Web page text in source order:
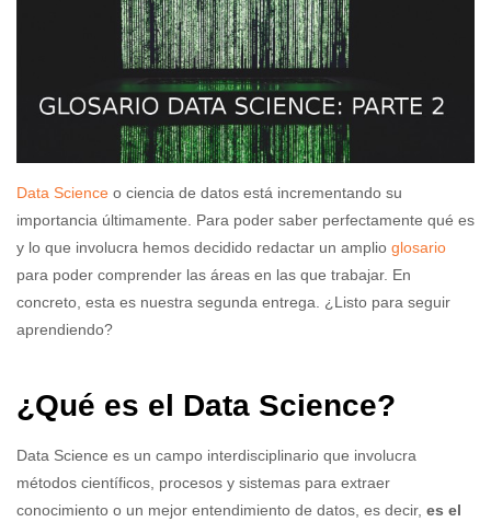
Data Science o ciencia de datos está incrementando su
importancia últimamente. Para poder saber perfectamente qué es
y lo que involucra hemos decidido redactar un amplio glosario
para poder comprender las áreas en las que trabajar. En
concreto, esta es nuestra segunda entrega. ¿Listo para seguir
aprendiendo?
¿Qué es el Data Science?
Data Science es un campo interdisciplinario que involucra
métodos científicos, procesos y sistemas para extraer
conocimiento o un mejor entendimiento de datos, es decir, es el